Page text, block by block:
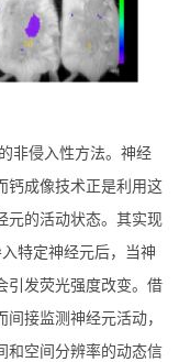
非侵入性方法。神经
钙成像技术正是利用这
元的活动状态。其实现
特定神经元后，当神
引发荧光强度改变。借
接监测神经元活动，
和空间分辨率的动态信